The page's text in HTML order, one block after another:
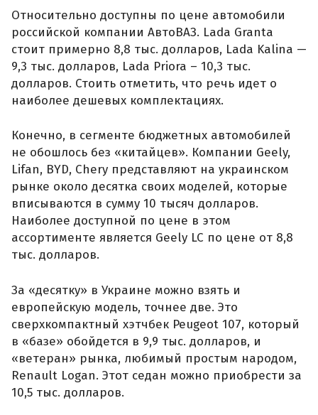
Относительно доступны по цене автомобили
российской компании АвтоВАЗ. Lada Granta
стоит примерно 8,8 тыс. долларов, Lada Kalina —
9,3 тыс. долларов, Lada Priora – 10,3 тыс.
долларов. Стоить отметить, что речь идет о
наиболее дешевых комплектациях.
Конечно, в сегменте бюджетных автомобилей
не обошлось без «китайцев». Компании Geely,
Lifan, BYD, Chery представляют на украинском
рынке около десятка своих моделей, которые
вписываются в сумму 10 тысяч долларов.
Наиболее доступной по цене в этом
ассортименте является Geely LC по цене от 8,8
тыс. долларов.
За «десятку» в Украине можно взять и
европейскую модель, точнее две. Это
сверхкомпактный хэтчбек Peugeot 107, который
в «базе» обойдется в 9,9 тыс. долларов, и
«ветеран» рынка, любимый простым народом,
Renault Logan. Этот седан можно приобрести за
10,5 тыс. долларов.